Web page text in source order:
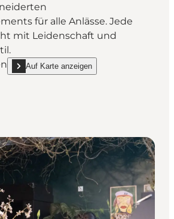
für alle Anlässe. Jede
mit Leidenschaft und
Byblomsten"
Auf Karte anzeigen
show Blumengeschäft Byblomsten on_map